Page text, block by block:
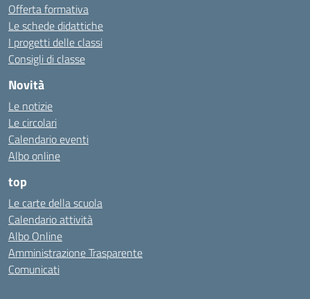
Offerta formativa
Le schede didattiche
I progetti delle classi
Consigli di classe
Novità
Le notizie
Le circolari
Calendario eventi
Albo online
top
Le carte della scuola
Calendario attività
Albo Online
Amministrazione Trasparente
Comunicati